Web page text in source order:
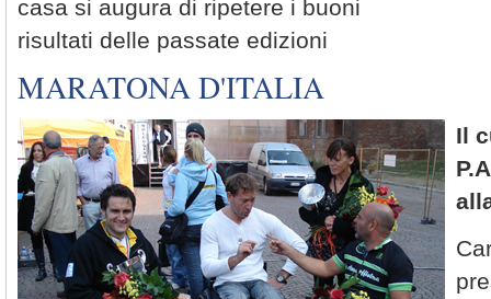
casa si augura di ripetere i buoni
risultati delle passate edizioni
MARATONA D'ITALIA
Il